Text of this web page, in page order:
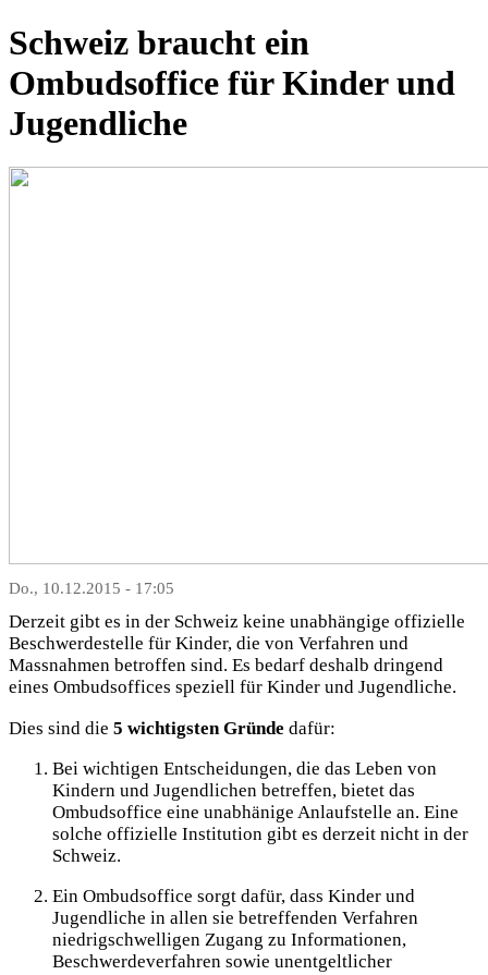
Schweiz braucht ein
Ombudsoffice für Kinder und
Jugendliche
Do., 10.12.2015 - 17:05
Derzeit gibt es in der Schweiz keine unabhängige offizielle
Beschwerdestelle für Kinder, die von Verfahren und
Massnahmen betroffen sind. Es bedarf deshalb dringend
eines Ombudsoffices speziell für Kinder und Jugendliche.
Dies sind die 5 wichtigsten Gründe dafür:
Bei wichtigen Entscheidungen, die das Leben von
Kindern und Jugendlichen betreffen, bietet das
Ombudsoffice eine unabhänige Anlaufstelle an. Eine
solche offizielle Institution gibt es derzeit nicht in der
Schweiz.
Ein Ombudsoffice sorgt dafür, dass Kinder und
Jugendliche in allen sie betreffenden Verfahren
niedrigschwelligen Zugang zu Informationen,
Beschwerdeverfahren sowie unentgeltlicher